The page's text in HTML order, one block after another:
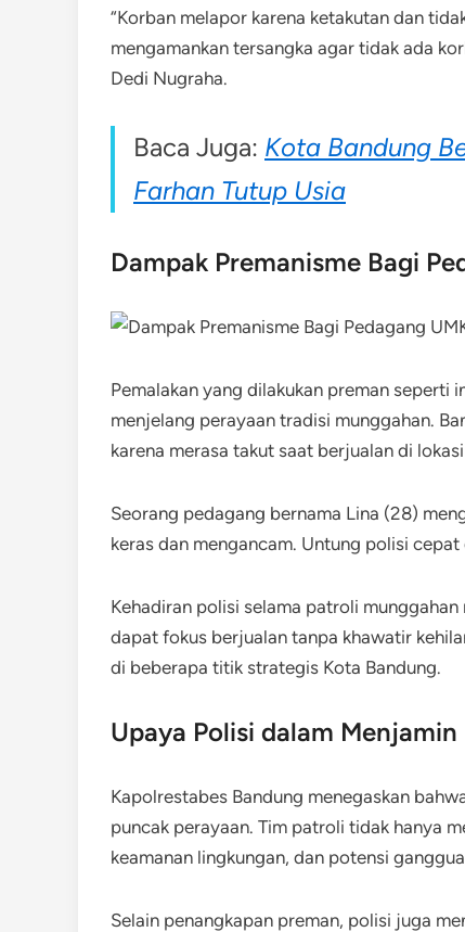
“Korban melapor karena ketakutan dan
mengamankan tersangka agar tidak ada
Dedi Nugraha.
Baca Juga: Kota Bandung
Farhan Tutup Usia
Dampak Premanisme Bagi
Pemalakan yang dilakukan preman seperti
menjelang perayaan tradisi munggahan.
karena merasa takut saat berjualan di
Seorang pedagang bernama Lina (28)
keras dan mengancam. Untung polisi
Kehadiran polisi selama patroli
dapat fokus berjualan tanpa khawatir
di beberapa titik strategis Kota Bandung.
Upaya Polisi dalam Menjamin
Kapolrestabes Bandung menegaskan
puncak perayaan. Tim patroli tidak hanya
keamanan lingkungan, dan potensi
Selain penangkapan preman, polisi juga